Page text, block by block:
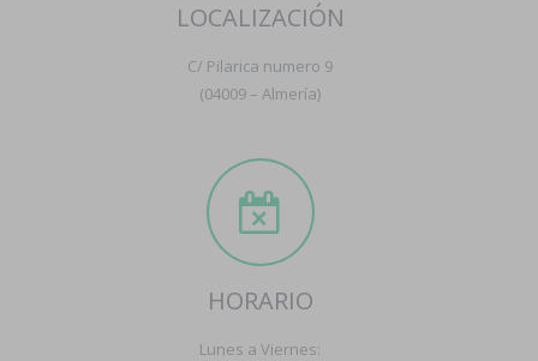
LOCALIZACIÓN
C/ Pilarica numero 9
(04009 – Almería)
HORARIO
Lunes a Viernes: